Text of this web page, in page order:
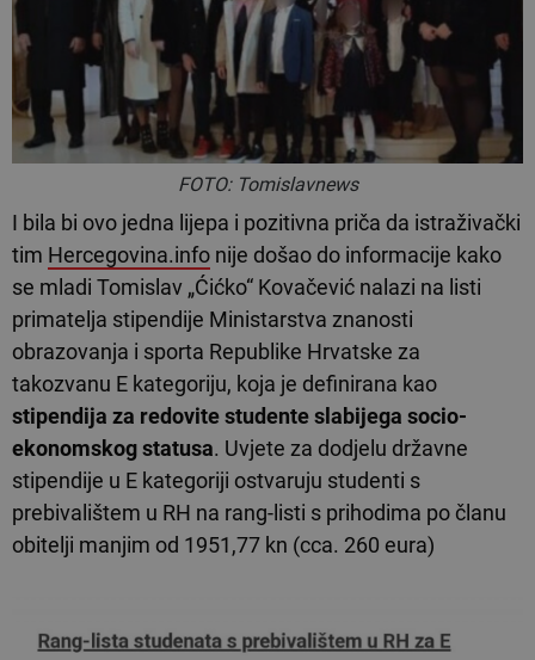
FOTO: Tomislavnews
I bila bi ovo jedna lijepa i pozitivna priča da istraživački
tim Hercegovina.info nije došao do informacije kako
se mladi Tomislav „Ćićko“ Kovačević nalazi na listi
primatelja stipendije Ministarstva znanosti
obrazovanja i sporta Republike Hrvatske za
takozvanu E kategoriju, koja je definirana kao
stipendija za redovite studente slabijega socio-
ekonomskog statusa. Uvjete za dodjelu državne
stipendije u E kategoriji ostvaruju studenti s
prebivalištem u RH na rang-listi s prihodima po članu
obitelji manjim od 1951,77 kn (cca. 260 eura)